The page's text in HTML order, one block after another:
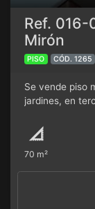
Ref. 016-
Mirón
PISO CÓD. 1265
Se vende piso
jardines, en
70 m²